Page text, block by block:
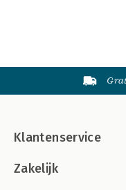
Klantenservice
Zakelijk